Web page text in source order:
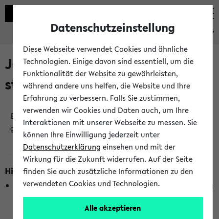
eKVV
Jetzt und in Kürze
stattfindende Veranstaltungen
Es wurden keine jetzt stattfindenden Veranstaltungen
gefunden!
Hinweise zur Liste
Die Anzeige ist semesterübergreifend und nicht abhängig
vom im eKVV gewählten Semester.
Datenschutzeinstellung
Diese Webseite verwendet Cookies und ähnliche
Technologien. Einige davon sind essentiell, um die
Funktionalität der Website zu gewährleisten,
während andere uns helfen, die Website und Ihre
Erfahrung zu verbessern. Falls Sie zustimmen,
verwenden wir Cookies und Daten auch, um Ihre
Interaktionen mit unserer Webseite zu messen. Sie
können Ihre Einwilligung jederzeit unter
Datenschutzerklärung einsehen und mit der
Wirkung für die Zukunft widerrufen. Auf der Seite
finden Sie auch zusätzliche Informationen zu den
verwendeten Cookies und Technologien.
Alle akzeptieren